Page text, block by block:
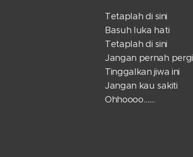
Tetaplah di sini
Basuh luka hati
Tetaplah di sini
Jangan pernah pergi
Tinggalkan jiwa ini
Jangan kau sakiti
Ohhoooo……